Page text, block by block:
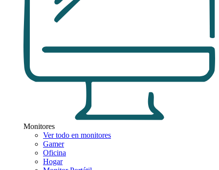
Monitores
Ver todo en monitores
Gamer
Oficina
Hogar